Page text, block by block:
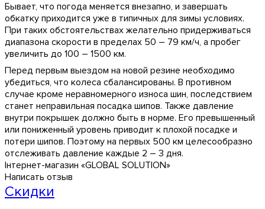
Бывает, что погода меняется внезапно, и завершать
обкатку приходится уже в типичных для зимы условиях.
При таких обстоятельствах желательно придерживаться
диапазона скорости в пределах 50 – 79 км/ч, а пробег
увеличить до 100 – 1500 км.
Перед первым выездом на новой резине необходимо
убедиться, что колеса сбалансированы. В противном
случае кроме неравномерного износа шин, последствием
станет неправильная посадка шипов. Также давление
внутри покрышек должно быть в норме. Его превышенный
или пониженный уровень приводит к плохой посадке и
потери шипов. Поэтому на первых 500 км целесообразно
отслеживать давление каждые 2 – 3 дня.
Інтернет-магазин «GLOBAL SOLUTION»
Написать отзыв
Скидки